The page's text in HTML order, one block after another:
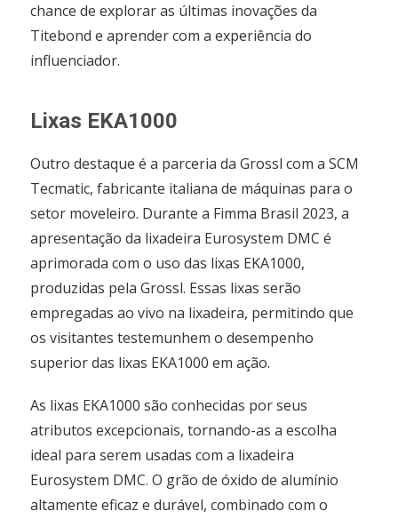
chance de explorar as últimas inovações da
Titebond e aprender com a experiência do
influenciador.
Lixas EKA1000
Outro destaque é a parceria da Grossl com a SCM
Tecmatic, fabricante italiana de máquinas para o
setor moveleiro. Durante a Fimma Brasil 2023, a
apresentação da lixadeira Eurosystem DMC é
aprimorada com o uso das lixas EKA1000,
produzidas pela Grossl. Essas lixas serão
empregadas ao vivo na lixadeira, permitindo que
os visitantes testemunhem o desempenho
superior das lixas EKA1000 em ação.
As lixas EKA1000 são conhecidas por seus
atributos excepcionais, tornando-as a escolha
ideal para serem usadas com a lixadeira
Eurosystem DMC. O grão de óxido de alumínio
altamente eficaz e durável, combinado com o